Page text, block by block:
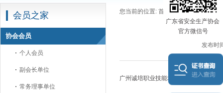
会员之家
协会会员
个人会员
副会长单位
常务理事单位
您当前的位置: 首页>会员之家>协会
发布时
广州诚培职业技能培训有限公司
广东省安全生产协会
官方微信号